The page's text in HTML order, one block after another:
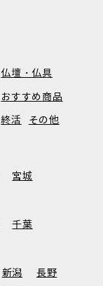
仏壇・仏具
おすすめ商品
終活 その他
宮城
千葉
新潟
長野